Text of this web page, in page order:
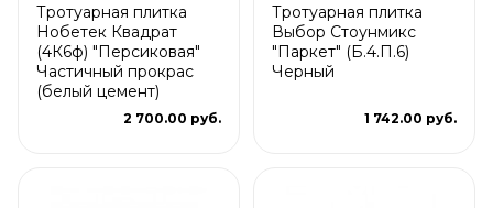
Тротуарная плитка
Нобетек Квадрат
(4К6ф) "Персиковая"
Частичный прокрас
(белый цемент)
2 700.00 руб.
Тротуарная плитка
Выбор Стоунмикс
"Паркет" (Б.4.П.6)
Черный
1 742.00 руб.